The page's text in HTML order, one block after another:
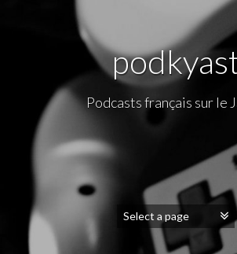
Podcasts français sur le